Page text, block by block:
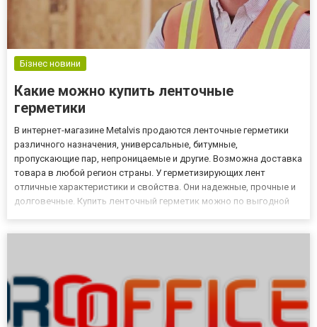
Бізнес новини
Какие можно купить ленточные
герметики
В интернет-магазине Metalvis продаются ленточные герметики
различного назначения, универсальные, битумные,
пропускающие пар, непроницаемые и другие. Возможна доставка
товара в любой регион страны. У герметизирующих лент
отличные характеристики и свойства. Они надежные, прочные и
долговечные. Купить ленточный герметик можно по выгодной